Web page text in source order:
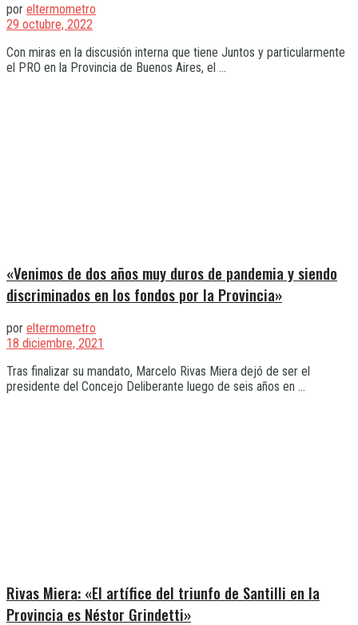
por eltermometro
29 octubre, 2022
Con miras en la discusión interna que tiene Juntos y particularmente
el PRO en la Provincia de Buenos Aires, el ...
«Venimos de dos años muy duros de pandemia y siendo
discriminados en los fondos por la Provincia»
por eltermometro
18 diciembre, 2021
Tras finalizar su mandato, Marcelo Rivas Miera dejó de ser el
presidente del Concejo Deliberante luego de seis años en ...
Rivas Miera: «El artífice del triunfo de Santilli en la
Provincia es Néstor Grindetti»